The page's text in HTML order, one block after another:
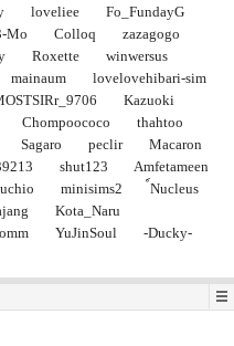
loveliee
Fo_FundayG
Mo Colloq
zazagogo
Roxette
winwersus
mainaum
lovelovehibari-sim
Kazuoki
Chompoococo
thahtoo
Sagaro peclir
Macaron
shut123
Amfetameen
minisims2
์Nucleus
Kota_Naru
YuJinSoul
-Ducky-